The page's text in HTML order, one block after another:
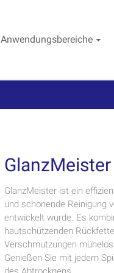
Anwendungsbereiche
GlanzMeister
GlanzMeister ist ein
und schonende Reinigung
entwickelt wurde. Es
hautschützenden
Verschmutzungen
Genießen Sie mit jedem